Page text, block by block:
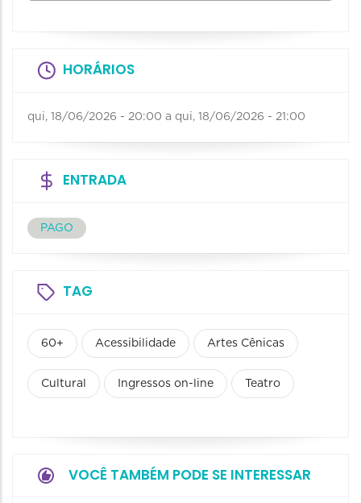
HORÁRIOS
qui, 18/06/2026 - 20:00 a qui, 18/06/2026 - 21:00
ENTRADA
PAGO
TAG
60+ Acessibilidade Artes Cênicas
Cultural Ingressos on-line Teatro
VOCÊ TAMBÉM PODE SE INTERESSAR